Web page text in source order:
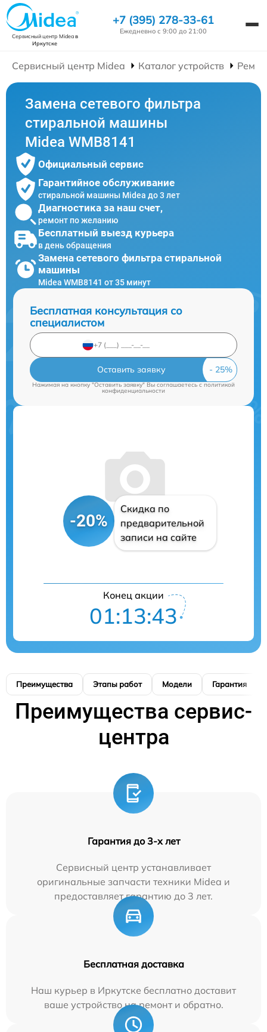
Сервисный центр Mideaв
Иркутске
+7 (395) 278-33-61
Ежедневно с 9:00 до 21:00
Сервисный центр Midea Каталог устройств
Замена сетевого фильтра
стиральной машины
Midea WMB8141
Официальный сервис
Гарантийное обслуживание
стиральной машины Midea до 3 лет
Диагностика за наш счет,
ремонт по желанию
Бесплатный выезд курьера
в день обращения
Замена сетевого фильтра стиральной
машины
Midea WMB8141 от 35 минут
Бесплатная консультация со
специалистом
Оставить заявку
Нажимая на кнопку "Оставить заявку" Вы соглашаетесь cполитикой
конфиденциальности
-20%
Скидка по
предварительной
записи на сайте
Конец акции
01:13:42
Преимущества Этапы работ Модели Гарантия
Преимущества сервис-
центра
Гарантия до 3-х лет
Сервисный центр устанавливает
оригинальные запчасти техники Midea и
предоставляет гарантию до 3 лет.
Бесплатная доставка
Наш курьер в Иркутске бесплатно доставит
ваше устройство на ремонт и обратно.